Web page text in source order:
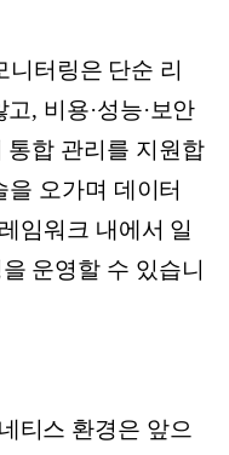
니터링은 단순 리
, 비용·성능·보안
통합 관리를 지원합
을 오가며 데이터
임워크 내에서 일
운영할 수 있습니
티스 환경은 앞으